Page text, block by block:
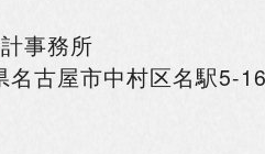
事務所
名古屋市中村区名駅5-